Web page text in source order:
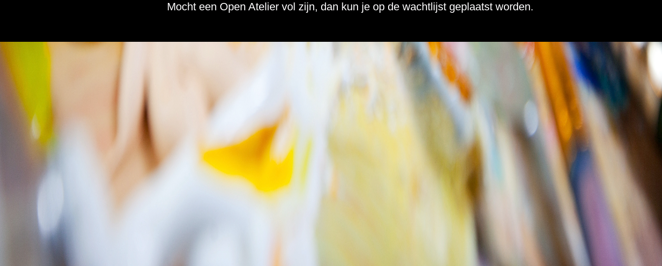
Mocht een Open Atelier vol zijn, dan kun je op de wachtlijst geplaatst worden.